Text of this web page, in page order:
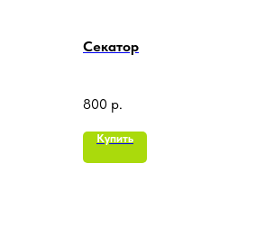
Секатор
800 р.
Купить